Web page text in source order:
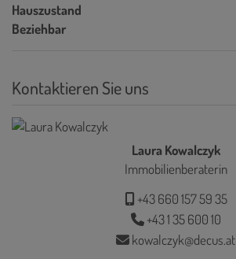
Hauszustand
Beziehbar
Kontaktieren Sie uns
Laura Kowalczyk
Immobilienberaterin
+43 660 157 59 35
+43 1 35 600 10
kowalczyk@decus.at